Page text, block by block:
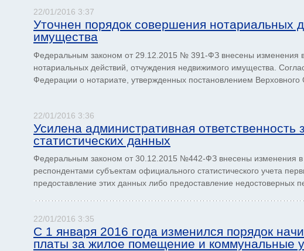
22/01/2016 3:37
Уточнен порядок совершения нотариальных
имущества
Федеральным законом от 29.12.2015 № 391-ФЗ внесены изменения
нотариальных действий, отчуждения недвижимого имущества.
Федера­ции о нотариате, утвержденных постановлением Верховного
22/01/2016 3:36
Усилена административная
статистических данных
Федеральным законом от 30.12.2015 №442-ФЗ внесены изменения
респондентами субъектам официального статистического учета
предоставление этих данных либо предоставление недостоверных
22/01/2016 3:35
С 1 января 2016 года изменился порядок
платы за жилое помещение и коммунальные